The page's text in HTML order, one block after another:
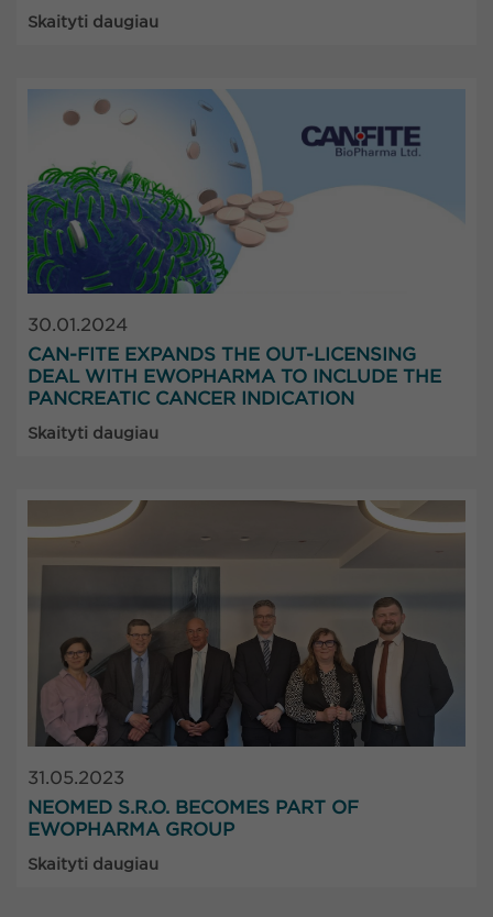
Skaityti daugiau
30.01.2024
CAN-FITE EXPANDS THE OUT-LICENSING
DEAL WITH EWOPHARMA TO INCLUDE THE
PANCREATIC CANCER INDICATION
Skaityti daugiau
31.05.2023
NEOMED S.R.O. BECOMES PART OF
EWOPHARMA GROUP
Skaityti daugiau